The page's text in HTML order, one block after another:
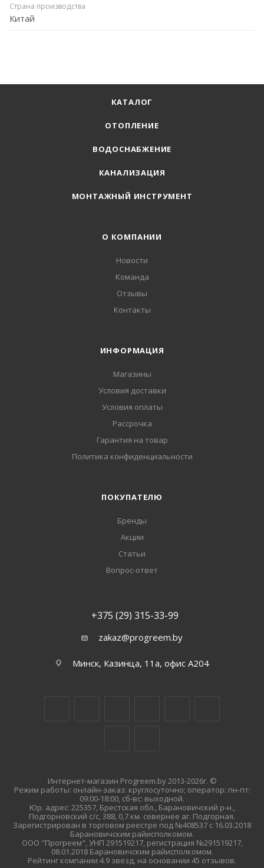
Страна производства
Китай
КАТАЛОГ
ОТОПЛЕНИЕ
ВОДОСНАБЖЕНИЕ
КАНАЛИЗАЦИЯ
МОНТАЖНЫЙ ИНСТРУМЕНТ
О КОМПАНИИ
Новости
Команда
Отзывы
Контакты
ИНФОРМАЦИЯ
Магазины
Условия доставки
Условия оплаты
Рассрочка
Гарантия на товар
Политика конфиденциальности
ПОКУПАТЕЛЮ
Бренды
Акции
Статьи
Вопрос-ответ
+375 (29) 315-33-99
zakaz@progreem.by
Минск, Казинца, 11а, офис А204
Интернет-магазин Progreem.by 2013-2026г. ©
Режим работы: онлайн-заказ: круглосуточно; оператор: пн-пт:
09:00-18:00, сб-вс: выходной.
Юр. адрес: 225357, Брестская обл., Барановичский р-н.,
Подгорновский с/с, 388, 0,7 км. севернее аг. Подгорная.
Зарегистрирован в торговом реестре под №408537 с 16.03.2018
Барановичским райисполкомом.
ООО "Прогреем", УНП 291519217, регистрация №291519217,
08.01.2018 Барановичским райисполкомом.
Рейтинг компании 4.9 звезд, на основании 45 отзывов.